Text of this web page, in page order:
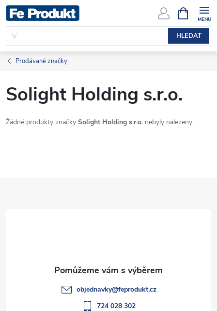
Přejít
na
obsah
HLEDAT
NÁKUPNÍ
KOŠÍK
Prodávané značky
Solight Holding s.r.o.
Žádné produkty značky Solight Holding s.r.o. nebyly nalezeny...
objednavky@feprodukt.cz
724 028 302